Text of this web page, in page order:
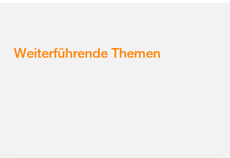
Weiterführende Themen